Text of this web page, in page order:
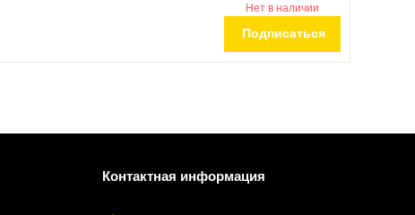
Нет в наличии
Подписаться
Контактная информация